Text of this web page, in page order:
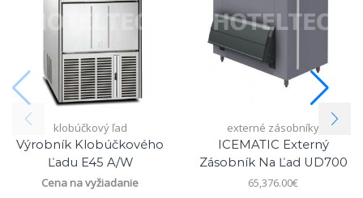
klobúčkový ľad
Výrobník Klobúčkového
Ľadu E45 A/W
Cena na vyžiadanie
externé zásobníky
ICEMATIC Externý
Zásobník Na Ľad UD700
65,376.00€